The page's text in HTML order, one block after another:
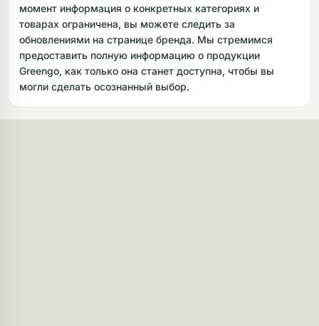
момент информация о конкретных категориях и
товарах ограничена, вы можете следить за
обновлениями на странице бренда. Мы стремимся
предоставить полную информацию о продукции
Greengo, как только она станет доступна, чтобы вы
могли сделать осознанный выбор.